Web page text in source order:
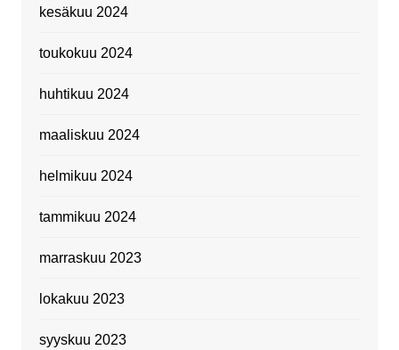
kesäkuu 2024
toukokuu 2024
huhtikuu 2024
maaliskuu 2024
helmikuu 2024
tammikuu 2024
marraskuu 2023
lokakuu 2023
syyskuu 2023